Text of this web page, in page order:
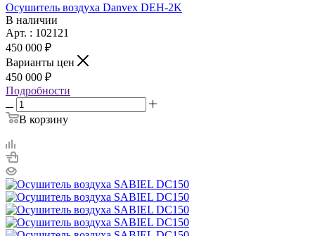
Осушитель воздуха Danvex DEH-2K
В наличии
Арт. : 102121
450 000 ₽
Варианты цен
450 000 ₽
Подробности
В корзину